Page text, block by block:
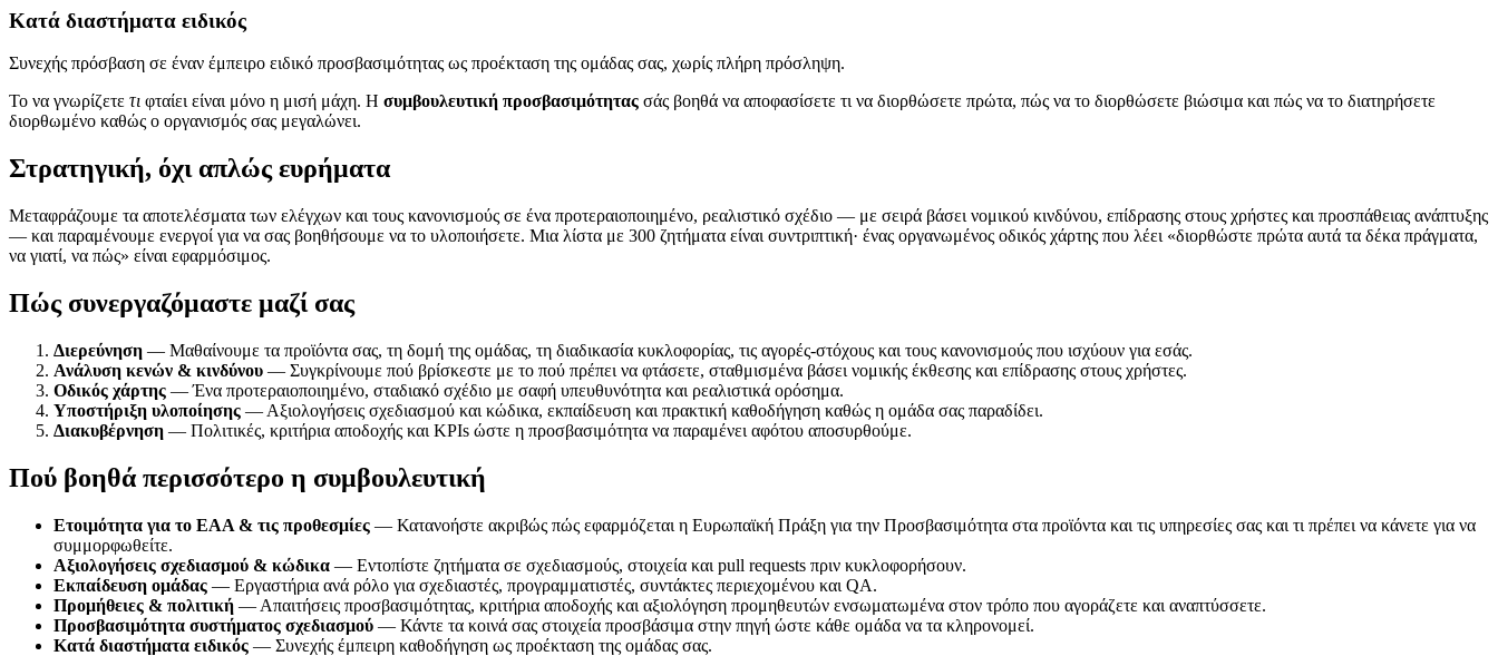
Κατά διαστήματα ειδικός
Συνεχής πρόσβαση σε έναν έμπειρο ειδικό προσβασιμότητας ως προέκταση της ομάδας σας, χωρίς πλήρη πρόσληψη.
Το να γνωρίζετε τι φταίει είναι μόνο η μισή μάχη. Η συμβουλευτική προσβασιμότητας σάς βοηθά να αποφασίσετε τι να διορθώσετε πρώτα, πώς να το διορθώσετε βιώσιμα και πώς να το διατηρήσετε
διορθωμένο καθώς ο οργανισμός σας μεγαλώνει.
Στρατηγική, όχι απλώς ευρήματα
Μεταφράζουμε τα αποτελέσματα των ελέγχων και τους κανονισμούς σε ένα προτεραιοποιημένο, ρεαλιστικό σχέδιο — με σειρά βάσει νομικού κινδύνου, επίδρασης στους χρήστες και προσπάθειας ανάπτυξης
— και παραμένουμε ενεργοί για να σας βοηθήσουμε να το υλοποιήσετε. Μια λίστα με 300 ζητήματα είναι συντριπτική· ένας οργανωμένος οδικός χάρτης που λέει «διορθώστε πρώτα αυτά τα δέκα πράγματα,
να γιατί, να πώς» είναι εφαρμόσιμος.
Πώς συνεργαζόμαστε μαζί σας
Διερεύνηση — Μαθαίνουμε τα προϊόντα σας, τη δομή της ομάδας, τη διαδικασία κυκλοφορίας, τις αγορές-στόχους και τους κανονισμούς που ισχύουν για εσάς.
Ανάλυση κενών & κινδύνου — Συγκρίνουμε πού βρίσκεστε με το πού πρέπει να φτάσετε, σταθμισμένα βάσει νομικής έκθεσης και επίδρασης στους χρήστες.
Οδικός χάρτης — Ένα προτεραιοποιημένο, σταδιακό σχέδιο με σαφή υπευθυνότητα και ρεαλιστικά ορόσημα.
Υποστήριξη υλοποίησης — Αξιολογήσεις σχεδιασμού και κώδικα, εκπαίδευση και πρακτική καθοδήγηση καθώς η ομάδα σας παραδίδει.
Διακυβέρνηση — Πολιτικές, κριτήρια αποδοχής και KPIs ώστε η προσβασιμότητα να παραμένει αφότου αποσυρθούμε.
Πού βοηθά περισσότερο η συμβουλευτική
Ετοιμότητα για το EAA & τις προθεσμίες — Κατανοήστε ακριβώς πώς εφαρμόζεται η Ευρωπαϊκή Πράξη για την Προσβασιμότητα στα προϊόντα και τις υπηρεσίες σας και τι πρέπει να κάνετε για να
συμμορφωθείτε.
Αξιολογήσεις σχεδιασμού & κώδικα — Εντοπίστε ζητήματα σε σχεδιασμούς, στοιχεία και pull requests πριν κυκλοφορήσουν.
Εκπαίδευση ομάδας — Εργαστήρια ανά ρόλο για σχεδιαστές, προγραμματιστές, συντάκτες περιεχομένου και QA.
Προμήθειες & πολιτική — Απαιτήσεις προσβασιμότητας, κριτήρια αποδοχής και αξιολόγηση προμηθευτών ενσωματωμένα στον τρόπο που αγοράζετε και αναπτύσσετε.
Προσβασιμότητα συστήματος σχεδιασμού — Κάντε τα κοινά σας στοιχεία προσβάσιμα στην πηγή ώστε κάθε ομάδα να τα κληρονομεί.
Κατά διαστήματα ειδικός — Συνεχής έμπειρη καθοδήγηση ως προέκταση της ομάδας σας.